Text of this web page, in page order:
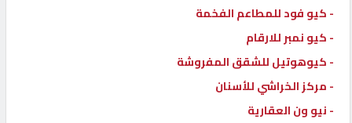
- كيو فود للمطاعم الفخمة
- كيو نمبر للارقام
- كيوهوتيل للشقق المفروشة
- مركز الخراشي للأسنان
- نيو ون العقارية